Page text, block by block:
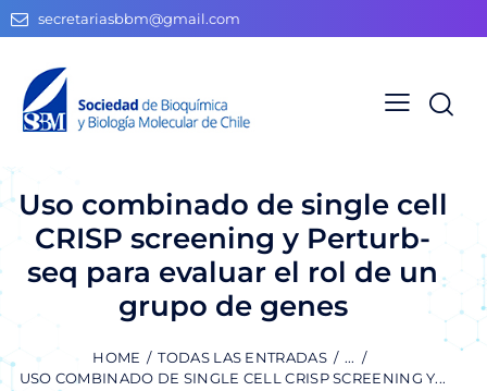
secretariasbbm@gmail.com
Uso combinado de single cell
CRISP screening y Perturb-
seq para evaluar el rol de un
grupo de genes
HOME TODAS LAS ENTRADAS
...
USO COMBINADO DE SINGLE CELL CRISP SCREENING Y...